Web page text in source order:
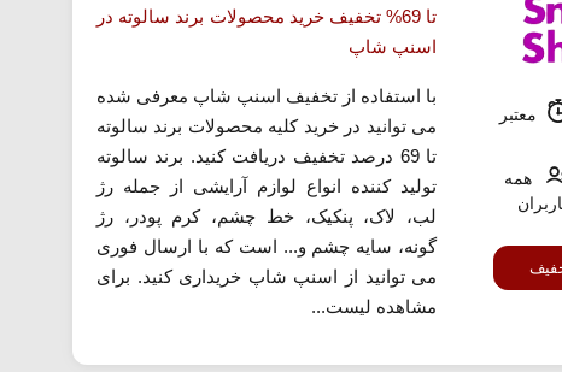
معتبر
همه
تا 69% تخفیف خرید محصولات برند سالوته در
اسنپ شاپ
با استفاده از تخفیف اسنپ شاپ معرفی شده
می توانید در خرید کلیه محصولات برند سالوته
تا 69 درصد تخفیف دریافت کنید. برند سالوته
تولید کننده انواع لوازم آرایشی از جمله رژ
لب، لاک، پنکیک، خط چشم، کرم پودر، رژ
گونه، سایه چشم و... است که با ارسال فوری
می توانید از اسنپ شاپ خریداری کنید. برای
مشاهده لیست...